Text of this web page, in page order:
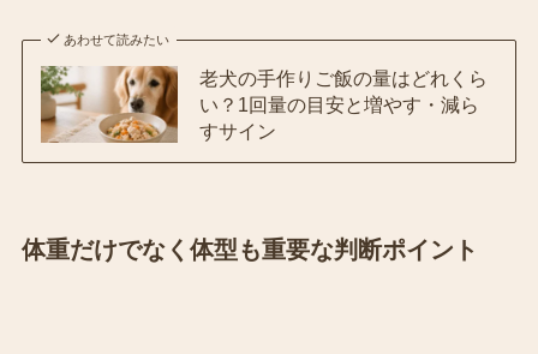
あわせて読みたい
老犬の手作りご飯の量はどれくら
い？1回量の目安と増やす・減ら
すサイン
体重だけでなく体型も重要な判断ポイント